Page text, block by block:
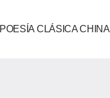
POESÍA CLÁSICA CHINA